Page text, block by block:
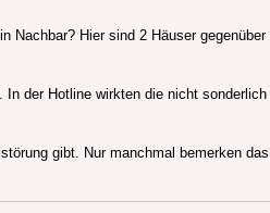
Nachbar? Hier sind 2 Häuser
der Hotline wirkten die nicht
gibt. Nur manchmal bemerken